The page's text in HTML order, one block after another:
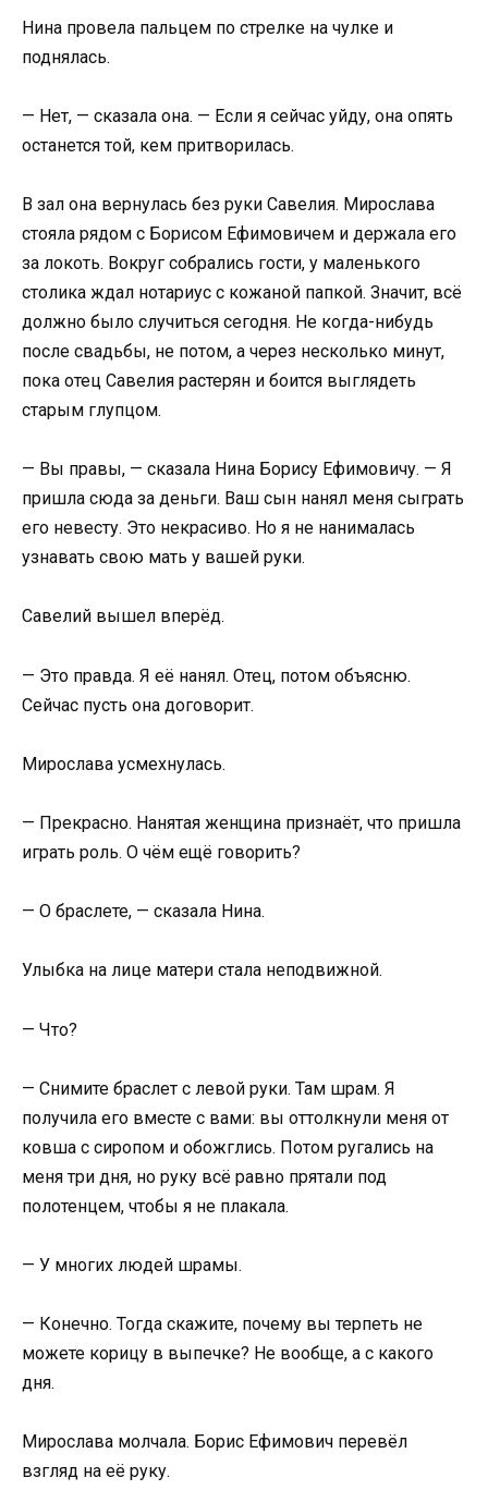
Нина провела пальцем по стрелке на чулке и
поднялась.
— Нет, — сказала она. — Если я сейчас уйду, она опять
останется той, кем притворилась.
В зал она вернулась без руки Савелия. Мирослава
стояла рядом с Борисом Ефимовичем и держала его
за локоть. Вокруг собрались гости, у маленького
столика ждал нотариус с кожаной папкой. Значит, всё
должно было случиться сегодня. Не когда-нибудь
после свадьбы, не потом, а через несколько минут,
пока отец Савелия растерян и боится выглядеть
старым глупцом.
— Вы правы, — сказала Нина Борису Ефимовичу. — Я
пришла сюда за деньги. Ваш сын нанял меня сыграть
его невесту. Это некрасиво. Но я не нанималась
узнавать свою мать у вашей руки.
Савелий вышел вперёд.
— Это правда. Я её нанял. Отец, потом объясню.
Сейчас пусть она договорит.
Мирослава усмехнулась.
— Прекрасно. Нанятая женщина признаёт, что пришла
играть роль. О чём ещё говорить?
— О браслете, — сказала Нина.
Улыбка на лице матери стала неподвижной.
— Что?
— Снимите браслет с левой руки. Там шрам. Я
получила его вместе с вами: вы оттолкнули меня от
ковша с сиропом и обожглись. Потом ругались на
меня три дня, но руку всё равно прятали под
полотенцем, чтобы я не плакала.
— У многих людей шрамы.
— Конечно. Тогда скажите, почему вы терпеть не
можете корицу в выпечке? Не вообще, а с какого
дня.
Мирослава молчала. Борис Ефимович перевёл
взгляд на её руку.